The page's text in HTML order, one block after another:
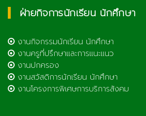
ฝ่ายกิจการนักเรียน นักศึกษา
งานกิจกรรมนักเรียน นักศึกษา
งานครูที่ปรึกษาและการแนะแนว
งานปกครอง
งานสวัสดิการนักเรียน นักศึกษา
งานโครงการพิเศษการบริการสังคม